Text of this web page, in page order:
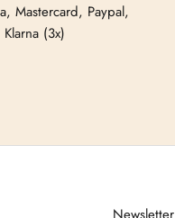
Mastercard, Paypal,
Klarna (3x)